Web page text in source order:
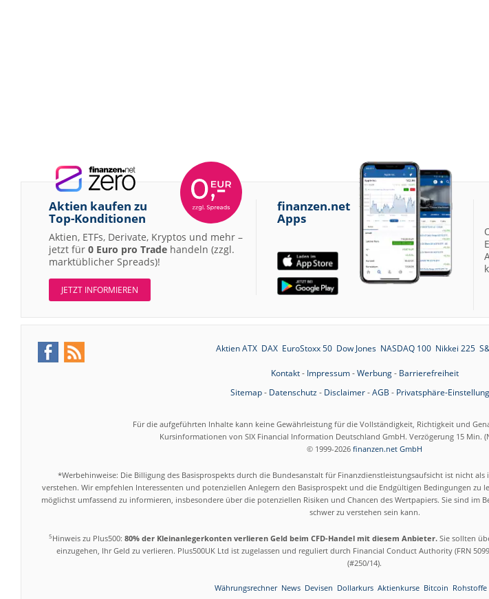
Aktien kaufen zu
Top-Konditionen
Aktien, ETFs, Derivate, Kryptos und mehr –
jetzt für 0 Euro pro Trade handeln (zzgl.
marktüblicher Spreads)!
JETZT INFORMIEREN
finanzen.net
Apps
Aktien ATX DAX EuroStoxx 50 Dow Jones NASDAQ 100 Nikkei 225
Kontakt- Impressum-Werbung- Barrierefreiheit
Sitemap- Datenschutz- Disclaimer-AGB - Privatsphäre-
Für die aufgeführten Inhalte kann keine Gewährleistung für die Vollständigkeit, Richtigkeit und
Kursinformationen von SIX Financial Information Deutschland GmbH. Verzögerung 15 Min.
© 1999-2026 finanzen.net GmbH
*Werbehinweise: Die Billigung des Basisprospekts durch die Bundesanstalt für Finanzdienstleistungsaufsicht ist nicht
verstehen. Wir empfehlen Interessenten und potenziellen Anlegern den Basisprospekt und die Endgültigen Bedingungen zu
möglichst umfassend zu informieren, insbesondere über die potenziellen Risiken und Chancen des Wertpapiers. Sie sind im
schwer zu verstehen sein kann.
5Hinweis zu Plus500: 80% der Kleinanlegerkonten verlieren Geld beim CFD-Handel mit diesem Anbieter.Sie sollten
einzugehen, Ihr Geld zu verlieren. Plus500UK Ltd ist zugelassen und reguliert durch Financial Conduct Authority (FRN
(#250/14).
Währungsrechner News Devisen Dollarkurs Aktienkurse Bitcoin Rohstoffe